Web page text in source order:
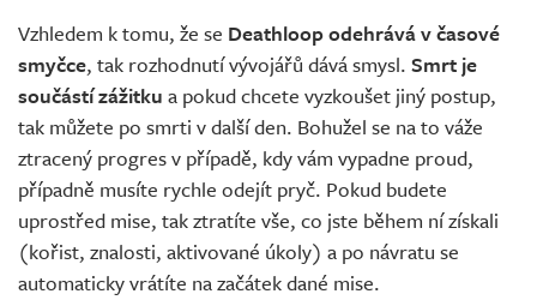
Vzhledem k tomu, že se Deathloop odehrává v časové
smyčce, tak rozhodnutí vývojářů dává smysl. Smrt je
součástí zážitku a pokud chcete vyzkoušet jiný postup,
tak můžete po smrti v další den. Bohužel se na to váže
ztracený progres v případě, kdy vám vypadne proud,
případně musíte rychle odejít pryč. Pokud budete
uprostřed mise, tak ztratíte vše, co jste během ní získali
(kořist, znalosti, aktivované úkoly) a po návratu se
automaticky vrátíte na začátek dané mise.